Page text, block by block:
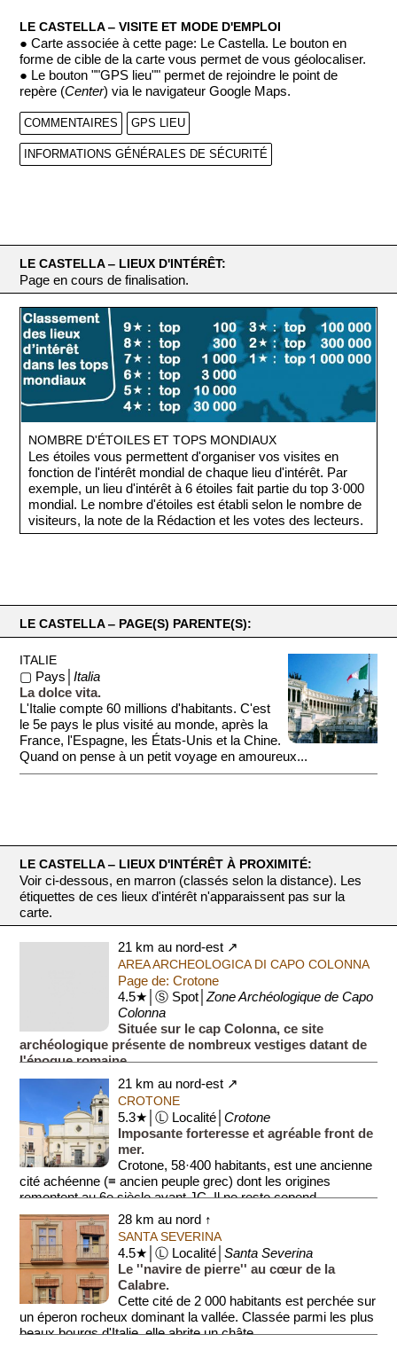
LE CASTELLA ‒ VISITE ET MODE D'EMPLOI
● Carte associée à cette page: Le Castella. Le bouton en
forme de cible de la carte vous permet de vous géolocaliser.
● Le bouton ""GPS lieu"" permet de rejoindre le point de
repère (Center) via le navigateur Google Maps.
COMMENTAIRES GPS LIEU
INFORMATIONS GÉNÉRALES DE SÉCURITÉ
LE CASTELLA ‒ LIEUX D'INTÉRÊT:
Page en cours de finalisation.
NOMBRE D'ÉTOILES ET TOPS MONDIAUX
Les étoiles vous permettent d'organiser vos visites en
fonction de l'intérêt mondial de chaque lieu d'intérêt. Par
exemple, un lieu d'intérêt à 6 étoiles fait partie du top 3·000
mondial. Le nombre d'étoiles est établi selon le nombre de
visiteurs, la note de la Rédaction et les votes des lecteurs.
LE CASTELLA ‒ PAGE(S) PARENTE(S):
ITALIE
▢ Pays│Italia
La dolce vita.
L'Italie compte 60 millions d'habitants. C'est
le 5e pays le plus visité au monde, après la
France, l'Espagne, les États-Unis et la Chine.
Quand on pense à un petit voyage en amoureux...
LE CASTELLA ‒ LIEUX D'INTÉRÊT À PROXIMITÉ:
Voir ci-dessous, en marron (classés selon la distance). Les
étiquettes de ces lieux d'intérêt n'apparaissent pas sur la
carte.
21 km au nord-est ↗
AREA ARCHEOLOGICA DI CAPO COLONNA
Page de: Crotone
4.5★│Ⓢ Spot│Zone Archéologique de Capo
Colonna
Située sur le cap Colonna, ce site
archéologique présente de nombreux vestiges datant de
l'époque romaine.
21 km au nord-est ↗
CROTONE
5.3★│Ⓛ Localité│Crotone
Imposante forteresse et agréable front de
mer.
Crotone, 58·400 habitants, est une ancienne
cité achéenne (≡ ancien peuple grec) dont les origines
remontent au 6e siècle avant JC. Il ne reste cepend...
28 km au nord ↑
SANTA SEVERINA
4.5★│Ⓛ Localité│Santa Severina
Le ''navire de pierre'' au cœur de la
Calabre.
Cette cité de 2 000 habitants est perchée sur
un éperon rocheux dominant la vallée. Classée parmi les plus
beaux bourgs d'Italie, elle abrite un châte...